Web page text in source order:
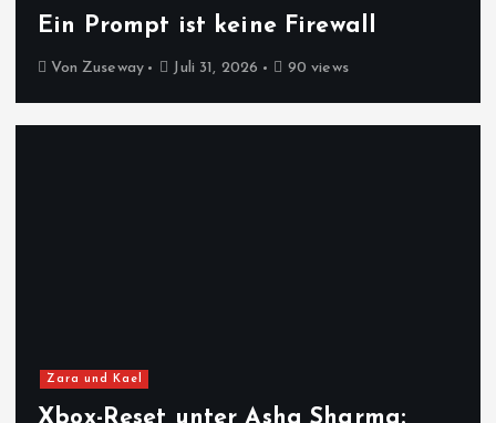
Ein Prompt ist keine Firewall
Von Zuseway Juli 31, 2026 90 views
Zara und Kael